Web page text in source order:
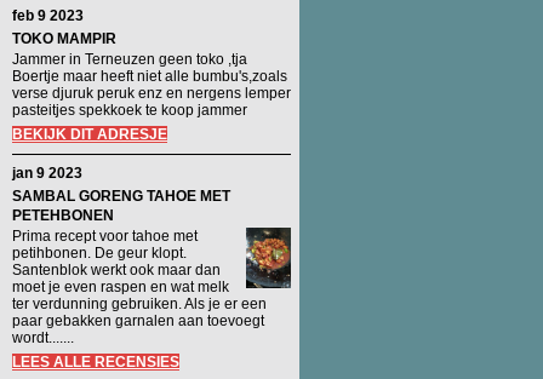
feb 9 2023
TOKO MAMPIR
Jammer in Terneuzen geen toko ,tja
Boertje maar heeft niet alle bumbu's,zoals
verse djuruk peruk enz en nergens lemper
pasteitjes spekkoek te koop jammer
BEKIJK DIT ADRESJE
jan 9 2023
SAMBAL GORENG TAHOE MET
PETEHBONEN
Prima recept voor tahoe met
petihbonen. De geur klopt.
Santenblok werkt ook maar dan
moet je even raspen en wat melk
ter verdunning gebruiken. Als je er een
paar gebakken garnalen aan toevoegt
wordt.......
LEES ALLE RECENSIES